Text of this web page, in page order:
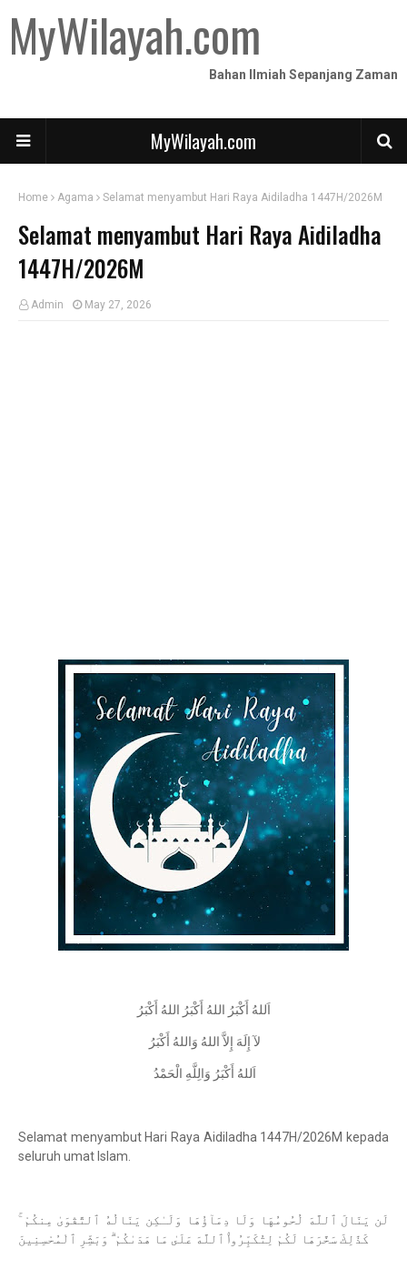
MyWilayah.com
Bahan Ilmiah Sepanjang Zaman
MyWilayah.com
Home Agama Selamat menyambut Hari Raya Aidiladha 1447H/2026M
Selamat menyambut Hari Raya Aidiladha
1447H/2026M
Admin May 27, 2026
اَللهُ أَكْبَرُ اللهُ أَكْبَرُ اللهُ أَكْبَرُ
لآ إِلَهَ إِلاَّ اللهُ وَاللهُ أَكْبَرُ
اَللهُ أَكْبَرُ وَالِلَّهِ الْحَمْدُ
Selamat menyambut Hari Raya Aidiladha 1447H/2026M kepada
seluruh umat Islam.
لَن يَنَالَ ٱللَّهَ لُحُومُهَا وَلَا دِمَآؤُهَا وَلَـٰكِن يَنَالُهُ ٱلتَّقْوَىٰ مِنكُمْ ۚ
كَذَٰلِكَ سَخَّرَهَا لَكُمْ لِتُكَبِّرُوا۟ ٱللَّهَ عَلَىٰ مَا هَدَىٰكُمْ ۗ وَبَشِّرِ ٱلْمُحْسِنِينَ